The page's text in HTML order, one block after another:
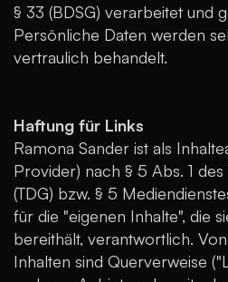
§ 33 (BDSG) verarbeitet und
Persönliche Daten werden
vertraulich behandelt.
Haftung für Links
Ramona Sander ist als
Provider) nach § 5 Abs. 1
(TDG) bzw. § 5
für die "eigenen Inhalte", die
bereithält, verantwortlich.
Inhalten sind Querverweise